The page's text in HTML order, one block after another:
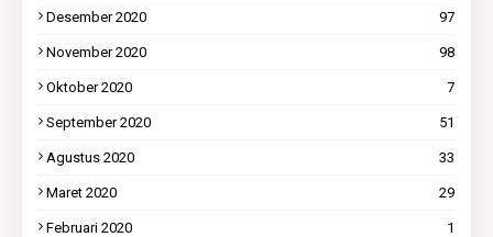
Desember 2020 97
November 2020 98
Oktober 2020 7
September 2020 51
Agustus 2020 33
Maret 2020 29
Februari 2020 1